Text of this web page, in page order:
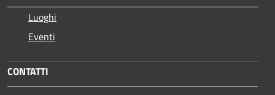
Luoghi
Eventi
CONTATTI